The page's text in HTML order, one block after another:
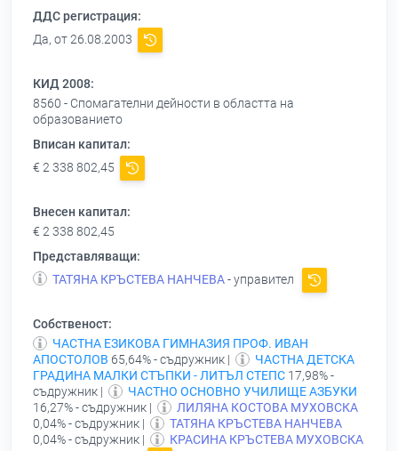
ДДС регистрация:
Да, от 26.08.2003
КИД 2008:
8560 - Спомагателни дейности в областта на
образованието
Вписан капитал:
€ 2 338 802,45
Внесен капитал:
€ 2 338 802,45
Представляващи:
ТАТЯНА КРЪСТЕВА НАНЧЕВА- управител
Собственост:
ЧАСТНА ЕЗИКОВА ГИМНАЗИЯ ПРОФ. ИВАН
АПОСТОЛОВ 65,64% - съдружник |
ЧАСТНА ДЕТСКА
ГРАДИНА МАЛКИ СТЪПКИ - ЛИТЪЛ СТЕПС 17,98% -
съдружник |
ЧАСТНО ОСНОВНО УЧИЛИЩЕ АЗБУКИ
16,27% - съдружник |
ЛИЛЯНА КОСТОВА МУХОВСКА
0,04% - съдружник |
ТАТЯНА КРЪСТЕВА НАНЧЕВА
0,04% - съдружник |
КРАСИНА КРЪСТЕВА МУХОВСКА